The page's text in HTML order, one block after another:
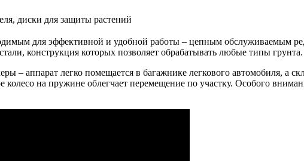
диски для защиты растений
для эффективной и удобной работы – цепным обслуживаемым
конструкция которых позволяет обрабатывать любые типы грунта.
– аппарат легко помещается в багажнике легкового автомобиля, а
колесо на пружине облегчает перемещение по участку. Особого